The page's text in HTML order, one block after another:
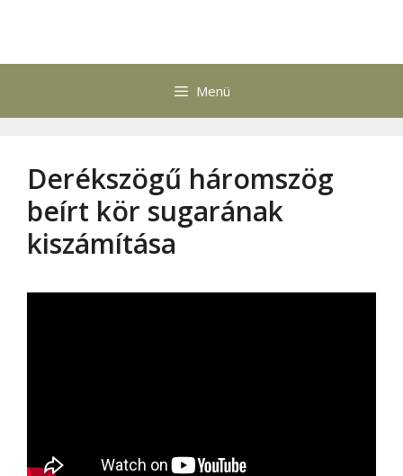
Menü
Derékszögű háromszög
beírt kör sugarának
kiszámítása